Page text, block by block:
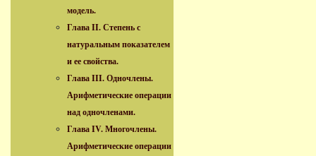
модель.
Глава II. Степень с
натуральным показателем
и ее свойства.
Глава III. Одночлены.
Арифметические операции
над одночленами.
Глава IV. Многочлены.
Арифметические операции